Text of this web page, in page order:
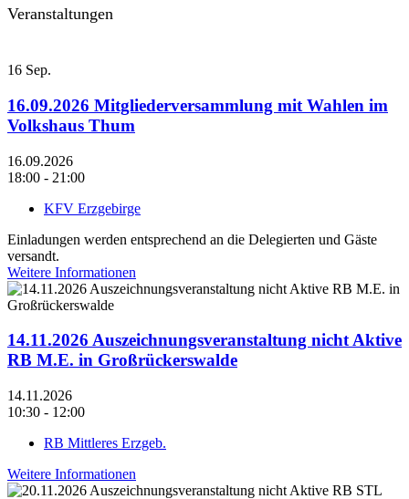
Veranstaltungen
16 Sep.
16.09.2026 Mitgliederversammlung mit Wahlen im
Volkshaus Thum
16.09.2026
18:00 - 21:00
KFV Erzgebirge
Einladungen werden entsprechend an die Delegierten und Gäste
versandt.
Weitere Informationen
14.11.2026 Auszeichnungsveranstaltung nicht Aktive
RB M.E. in Großrückerswalde
14.11.2026
10:30 - 12:00
RB Mittleres Erzgeb.
Weitere Informationen